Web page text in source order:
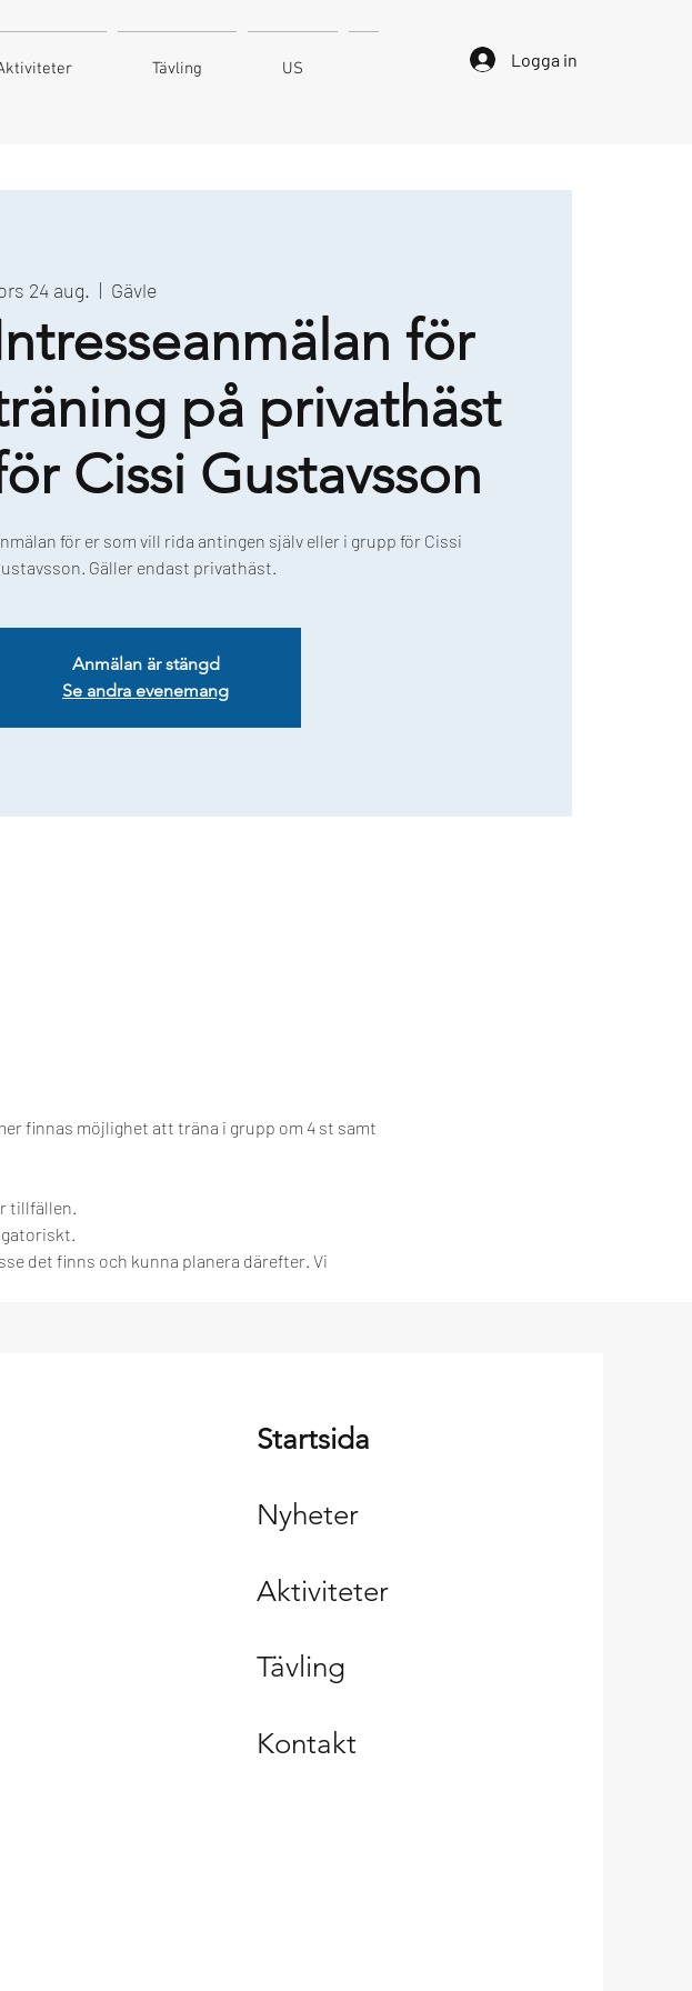
24 aug.
  |
Gävle
för
på privathäst
Cissi Gustavsson
för er som vill rida antingen själv eller i grupp för Cissi
Gäller endast privathäst.
Anmälan är stängd
Se andra evenemang
finnas möjlighet att träna i grupp om 4 st samt
tillfällen.
det finns och kunna planera därefter. Vi
Tävling US Logga in
Startsida
Nyheter
Aktiviteter
Tävling
Kontakt